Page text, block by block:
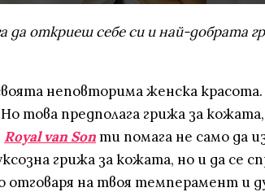
да откриеш себе си и най-добрата
неповторима женска
това предполага грижа за
Royal van Sonти помага не само да
грижа за кожата, но и да се
отговаря на твоя темперамент и